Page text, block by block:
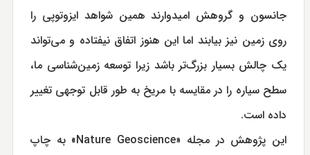
جانسون و گروهش امیدوارند همین شواهد ایزوتوپی را
روی زمین نیز بیابند اما این هنوز اتفاق نیفتاده و می‌تواند
یک چالش بسیار بزرگ‌تر باشد زیرا توسعه زمین‌شناسی ما،
سطح سیاره را در مقایسه با مریخ به طور قابل توجهی تغییر
داده است.
این پژوهش در مجله «Nature Geoscience» به چاپ